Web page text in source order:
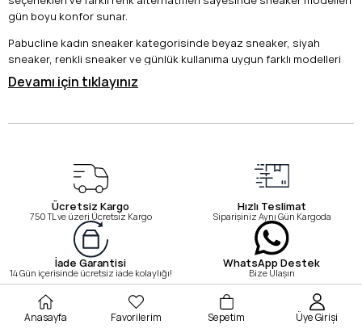
gün boyu konfor sunar.
Pabucline kadın sneaker kategorisinde beyaz sneaker, siyah
sneaker, renkli sneaker ve günlük kullanıma uygun farklı modelleri
inceleyebilirsiniz. Tarzınıza ve ihtiyacınıza uygun kadın sneaker
modelini seçerek kombinlerinizi rahatlıkla tamamlayabilirsiniz.
Kadın Sneaker Hakkında Sık Sorulan Sorular
Sneaker, günlük kullanım için tasarlanan rahat ve sportif
görünümlü ayakkabı modelidir.
Kadın sneaker hangi kombinlerle giyilir?
Jean, eşofman, tayt, etek, elbise ve casual kombinlerle rahatlıkla
Beyaz sneaker kadın kombinlerinde kullanışlı mı?
Evet, beyaz sneaker birçok renkle uyum sağladığı için günlük
kombinlerde sık tercih edilir.
Devamı için tıklayınız
Ücretsiz Kargo
750 TL ve üzeri Ücretsiz Kargo
Hızlı Teslimat
Siparişiniz Aynı Gün Kargoda
İade Garantisi
14 Gün içerisinde ücretsiz iade kolaylığı!
WhatsApp Destek
Bize Ulaşın
Anasayfa Favorilerim Sepetim Üye Girişi